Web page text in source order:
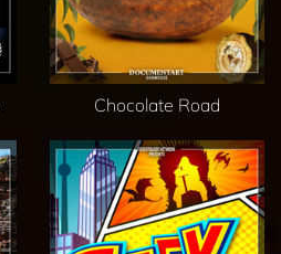
Chocolate Road